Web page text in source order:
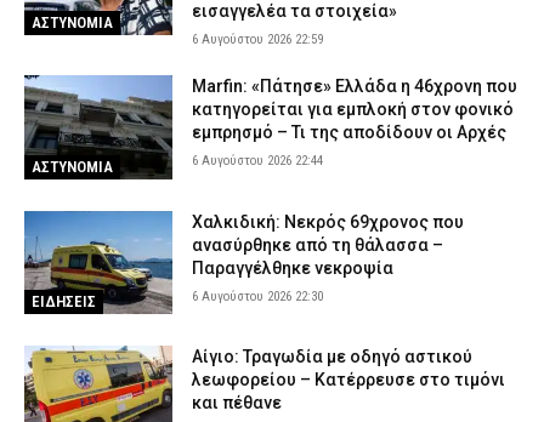
ΑΣΤΥΝΟΜΙΑ
εισαγγελέα τα στοιχεία»
6 Αυγούστου 2026 22:59
ΑΣΤΥΝΟΜΙΑ
Marfin: «Πάτησε» Ελλάδα η 46χρονη που
κατηγορείται για εμπλοκή στον φονικό
εμπρησμό – Τι της αποδίδουν οι Αρχές
6 Αυγούστου 2026 22:44
ΕΙΔΗΣΕΙΣ
Χαλκιδική: Νεκρός 69χρονος που
ανασύρθηκε από τη θάλασσα –
Παραγγέλθηκε νεκροψία
6 Αυγούστου 2026 22:30
Αίγιο: Τραγωδία με οδηγό αστικού
λεωφορείου – Κατέρρευσε στο τιμόνι
και πέθανε